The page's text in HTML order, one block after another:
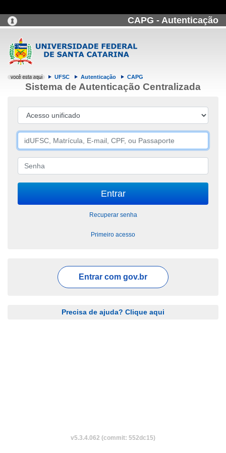
CAPG - Autenticação
UFSC Autenticação CAPG
Sistema de Autenticação Centralizada
Recuperar senha
Primeiro acesso
Entrar com gov.br
Precisa de ajuda? Clique aqui
v5.3.4.062 (commit: 552dc15)